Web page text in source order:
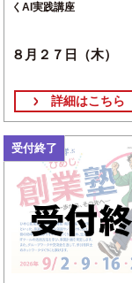
くAI実践講座
８月２７日（木）
詳細はこちら
受付終了